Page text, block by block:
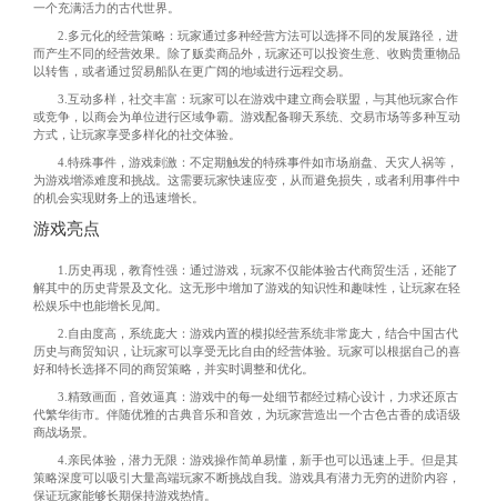
一个充满活力的古代世界。
2.多元化的经营策略：玩家通过多种经营方法可以选择不同的发展路径，进
而产生不同的经营效果。除了贩卖商品外，玩家还可以投资生意、收购贵重物品
以转售，或者通过贸易船队在更广阔的地域进行远程交易。
3.互动多样，社交丰富：玩家可以在游戏中建立商会联盟，与其他玩家合作
或竞争，以商会为单位进行区域争霸。游戏配备聊天系统、交易市场等多种互动
方式，让玩家享受多样化的社交体验。
4.特殊事件，游戏刺激：不定期触发的特殊事件如市场崩盘、天灾人祸等，
为游戏增添难度和挑战。这需要玩家快速应变，从而避免损失，或者利用事件中
的机会实现财务上的迅速增长。
游戏亮点
1.历史再现，教育性强：通过游戏，玩家不仅能体验古代商贸生活，还能了
解其中的历史背景及文化。这无形中增加了游戏的知识性和趣味性，让玩家在轻
松娱乐中也能增长见闻。
2.自由度高，系统庞大：游戏内置的模拟经营系统非常庞大，结合中国古代
历史与商贸知识，让玩家可以享受无比自由的经营体验。玩家可以根据自己的喜
好和特长选择不同的商贸策略，并实时调整和优化。
3.精致画面，音效逼真：游戏中的每一处细节都经过精心设计，力求还原古
代繁华街市。伴随优雅的古典音乐和音效，为玩家营造出一个古色古香的成语级
商战场景。
4.亲民体验，潜力无限：游戏操作简单易懂，新手也可以迅速上手。但是其
策略深度可以吸引大量高端玩家不断挑战自我。游戏具有潜力无穷的进阶内容，
保证玩家能够长期保持游戏热情。